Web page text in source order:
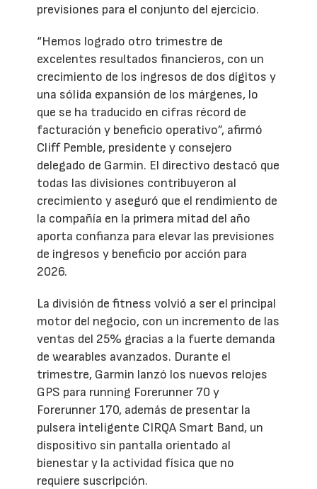
previsiones para el conjunto del ejercicio.
“Hemos logrado otro trimestre de
excelentes resultados financieros, con un
crecimiento de los ingresos de dos dígitos y
una sólida expansión de los márgenes, lo
que se ha traducido en cifras récord de
facturación y beneficio operativo”, afirmó
Cliff Pemble, presidente y consejero
delegado de Garmin. El directivo destacó que
todas las divisiones contribuyeron al
crecimiento y aseguró que el rendimiento de
la compañía en la primera mitad del año
aporta confianza para elevar las previsiones
de ingresos y beneficio por acción para
2026.
La división de fitness volvió a ser el principal
motor del negocio, con un incremento de las
ventas del 25% gracias a la fuerte demanda
de wearables avanzados. Durante el
trimestre, Garmin lanzó los nuevos relojes
GPS para running Forerunner 70 y
Forerunner 170, además de presentar la
pulsera inteligente CIRQA Smart Band, un
dispositivo sin pantalla orientado al
bienestar y la actividad física que no
requiere suscripción.